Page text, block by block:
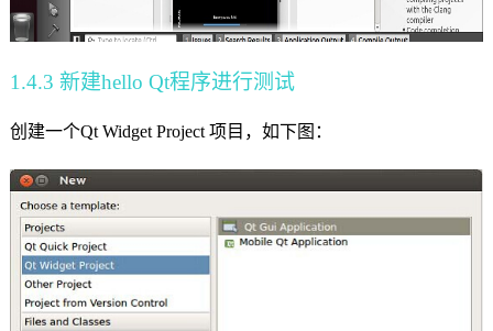
1.4.3 新建hello Qt程序进行测试
创建一个Qt Widget Project 项目，如下图：